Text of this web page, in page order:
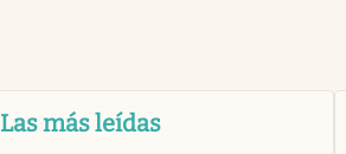
Las más leídas